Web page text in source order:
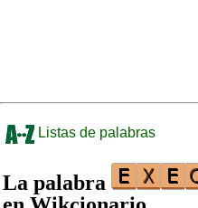
Listas de palabras
La palabra